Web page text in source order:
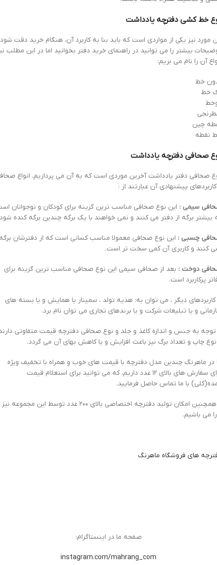
خط کشی دفترچه یادداشت
مورد نیز یکی از مواردی است که باید بنا به کاربرد آن، هنگام خرید دقت
بیشتر را می توانید در راهنمای خرید دفتر بخوانید اما در این مطلب
آن را نام می بریم:
خط
خط
چین
نقطه
صحافی دفترچه یادداشت
صحافی دفتر یادداشت آخرین موردی است که به آن می پردازیم. انواع
پیشنهادی آن عبارتند از :
سیمی : این نوع صحافی مناسب ترین گزینه برای کودکان و نوجوانان
بیشتر برگه از دفتر می کنند و نمی خواهند با یک برگه چندین برگه کنده
چسبی : این نوع صحافی معمولا مناسب کسانی است که از دفترشان
کنند و کاربری آن کمی سخت تر است.
دوخت : بعد از صحافی سیمی این نوع صحافی مناسب ترین گزینه برای
پرکاربرد است.
کاربردهای دیگر ، می توان به: هدیه تولد ، سمینار یا همایش و یا بسته های
و یا تبلیغات شرکت و یا برندهای تجاری می توان نام برد.
توجه به جنس و اندازه کاغذ و جلد و نوع صحافی دفترچه قیمت متفاوتی
چاپ و تعداد برگ نیز باعث افزایش و یا کاهش بهای آن می گردد.
در ماهرنگ چندین مدل دفترچه با قیمت های خوب و همراه با تخفیف ویژه
برای سفارش های بالای ۱۲ عدد داریم، که می توانید برای استعلام قیمت
با ما تماس حاصل فرمایید.
و همچنین امکان تولید دفترچه اختصاصی بالای ۲۰۰ عدد توسط این مجموعه نیز
می باشیم.
های فروشگاه ماهرنگ
صفحه ما در اینستاگرام:
instagram.com/mahrang_com